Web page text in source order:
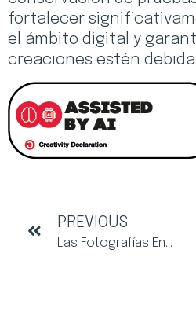
fortalecer
el ámbito digital y
creaciones estén
PREVIOUS
Las Fotografías En La Propiedad Intelectual, Un Caso Peculiar